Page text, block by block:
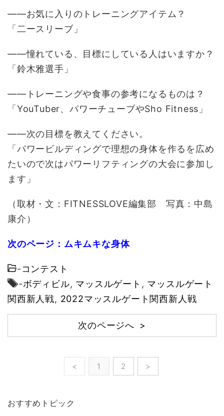
――お気に入りのトレーニングアイテム？
「二ースリーブ」
――憧れている、目標にしている人はいますか？
「鈴木雅選手」
――トレーニングや食事の参考になるものは？
「YouTuber、パワーチューブやSho Fitness」
――次の目標を教えてください。
「パワービルディングで理想の身体を作るを広め
たいので次はパワーリフティングの大会に参加し
ます」
（取材・文：FITNESSLOVE編集部 写真：中島
康介）
次のページ：ムキムキな身体
-コンテスト
-ボディビル, マッスルゲート , マッスルゲート
関西新人戦, 2022マッスルゲート関西新人戦
次のページへ >
< 1 2 >
おすすめトピック